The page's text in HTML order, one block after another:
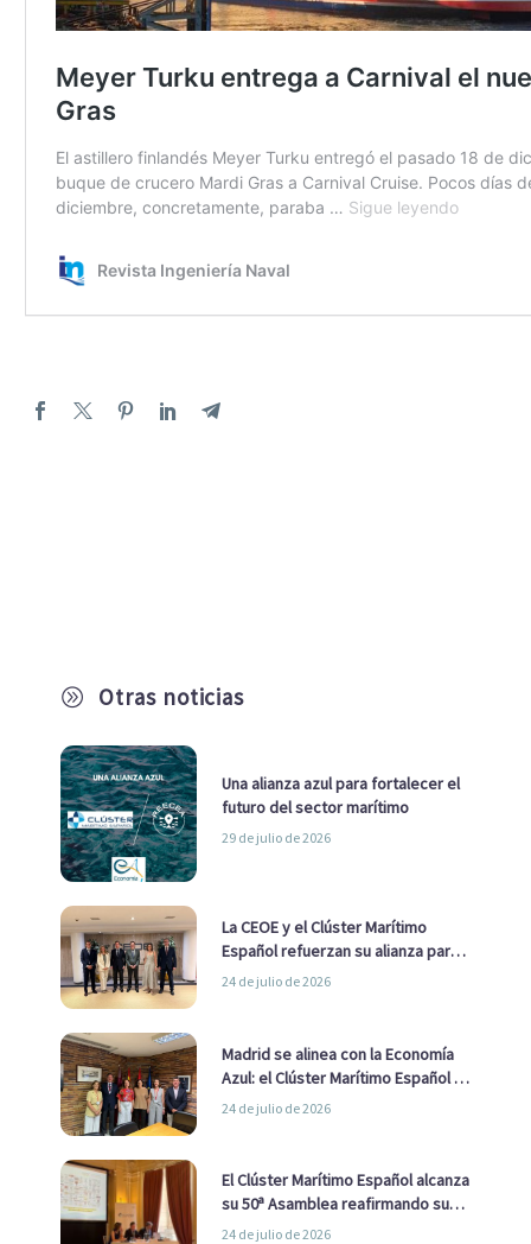
A Otras noticias
Una alianza azul para fortalecer el
futuro del sector marítimo
29 de julio de 2026
La CEOE y el Clúster Marítimo
Español refuerzan su alianza para
impulsar una estrategia Nacional
24 de julio de 2026
Madrid se alinea con la Economía
Azul: el Clúster Marítimo Español y
la Real Liga Naval avanzan alianzas
24 de julio de 2026
El Clúster Marítimo Español alcanza
su 50ª Asamblea reafirmando su
liderazgo en la Economía Azul
24 de julio de 2026